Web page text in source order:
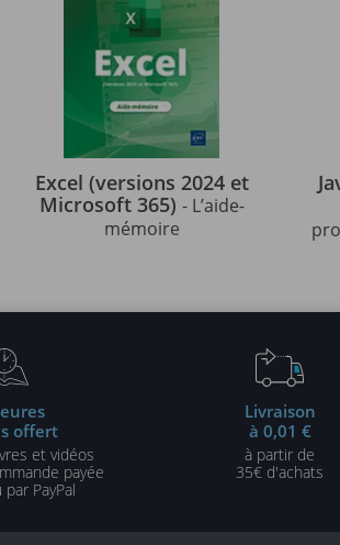
Excel (versions 2024 et
Microsoft 365) - L’aide-
mémoire
offert
et vidéos
payée
PayPal
Livraison
à 0,01 €
à partir de
35€ d'achats